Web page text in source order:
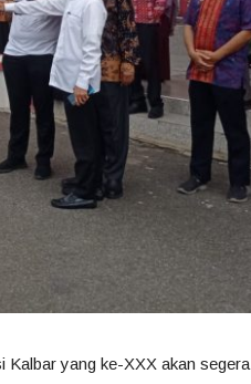
Kalbar yang ke-XXX akan segera